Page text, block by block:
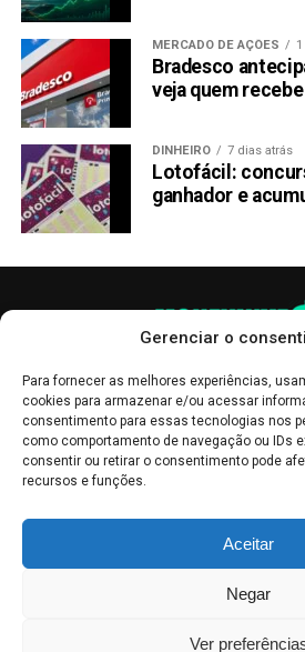
Gerenciar o
Para fornecer as melhores experiências,
cookies para armazenar e/ou acessar
consentimento para essas tecnologias nos
como comportamento de navegação ou IDs
consentir ou retirar o consentimento pode
recursos e funções.
Aceitar
Negar
Ver
MERCADO DE AÇÕES
Bradesco
veja quem recebe
DINHEIRO 7 dias atrás
Lotofácil:
ganhador e
informativo, servindo como boletins de
interpretadas como recomendações de
Bolsa de